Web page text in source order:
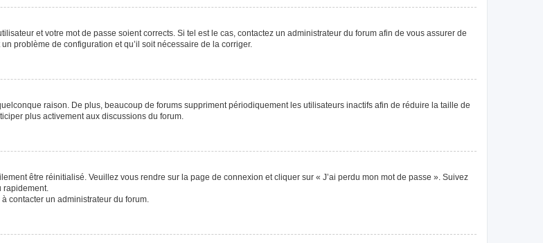
et votre mot de passe soient corrects. Si tel est le cas, contactez un administrateur du forum afin de vous assurer de
problème de configuration et qu’il soit nécessaire de la corriger.
raison. De plus, beaucoup de forums suppriment périodiquement les utilisateurs inactifs afin de réduire la taille de
plus activement aux discussions du forum.
être réinitialisé. Veuillez vous rendre sur la page de connexion et cliquer sur « J’ai perdu mon mot de passe ». Suivez
contacter un administrateur du forum.